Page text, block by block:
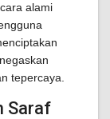
alami
tepercaya.
Saraf